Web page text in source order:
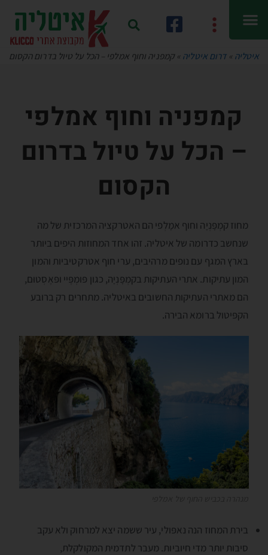
איטליה »דרום איטליה »קמפניה וחוף אמלפי – הכל על טיול בדרום הקסום
קמפניה וחוף אמלפי
– הכל על טיול בדרום
הקסום
מחוז קמְפָּנְיָה וחוף אמָלְפי הם האטרקציה המרכזית של מה
שנחשב כדרומה של איטליה. זהו אחד המחוזות היפים ביותר
בארץ המגף עם נופים מרהיבים, ערי חוף אטרקטיביות והמון
המון עתיקות. אתרי העתיקות בקמְפָּנְיָה, כגון פּומְפֶּיי ופּאֶסְטוּם,
הם מאתרי העתיקות החשובים באיטליה. מתחרים רק ברובע
הקפּיטול ברומא הבירה.
בירת המחוז הנה נאפּולי, עיר ששמה יצא למרחוק ולא עקב
סיבות יותר מדי חיוביות. מעבר לתדמית המקולקלת,